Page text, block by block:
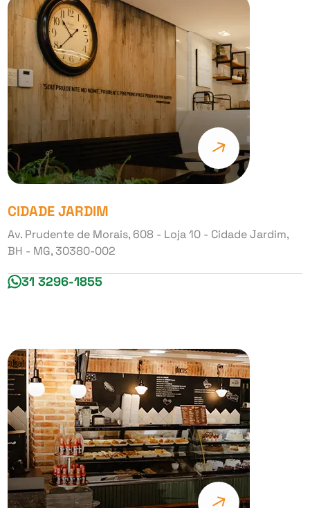
CIDADE JARDIM
Av. Prudente de Morais, 608 - Loja 10 - Cidade Jardim,
BH - MG, 30380-002
31 3296-1855